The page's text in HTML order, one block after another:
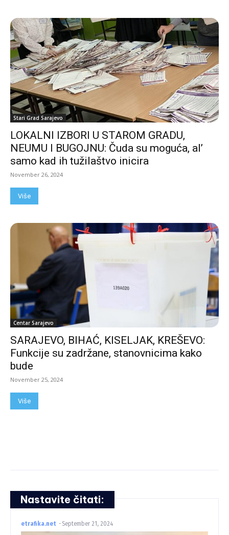
Stari Grad Sarajevo
LOKALNI IZBORI U STAROM GRADU,
NEUMU I BUGOJNU: Čuda su moguća, al’
samo kad ih tužilaštvo inicira
November 26, 2024
Više
Centar Sarajevo
SARAJEVO, BIHAĆ, KISELJAK, KREŠEVO:
Funkcije su zadržane, stanovnicima kako
bude
November 25, 2024
Više
Nastavite čitati:
etrafika.net - September 21, 2024